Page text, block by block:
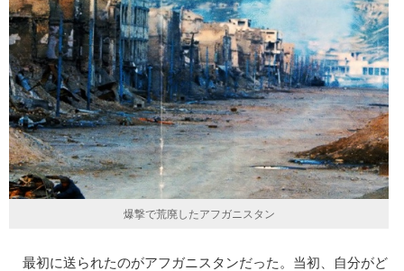
爆撃で荒廃したアフガニスタン
最初に送られたのがアフガニスタンだった。当初、自分がど